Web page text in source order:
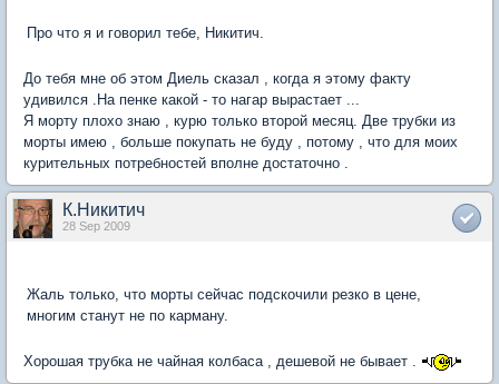
Про что я и говорил тебе, Никитич.
До тебя мне об этом Диель сказал , когда я этому факту
удивился .На пенке какой - то нагар вырастает ...
Я морту плохо знаю , курю только второй месяц. Две трубки из
морты имею , больше покупать не буду , потому , что для моих
курительных потребностей вполне достаточно .
К.Никитич
28 Sep 2009
Жаль только, что морты сейчас подскочили резко в цене,
многим станут не по карману.
Хорошая трубка не чайная колбаса , дешевой не бывает .